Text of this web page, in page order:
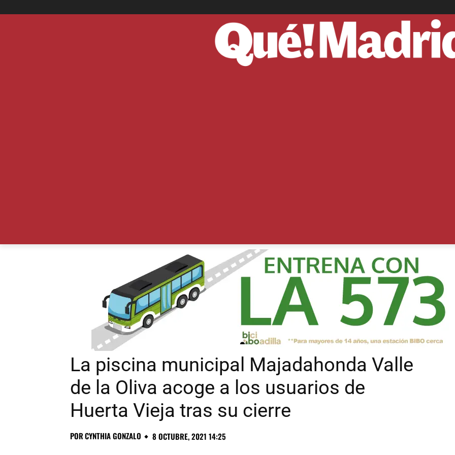
La piscina municipal Majadahonda Valle
de la Oliva acoge a los usuarios de
Huerta Vieja tras su cierre
PORCYNTHIA GONZALO 8 OCTUBRE, 2021 14:25